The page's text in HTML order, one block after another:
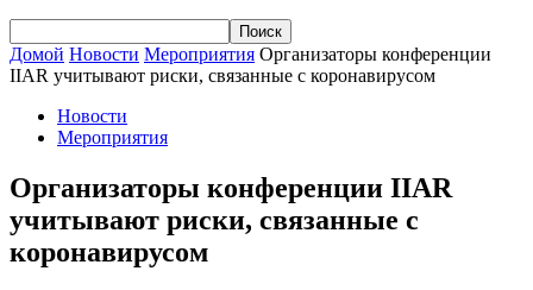
Домой Новости Мероприятия Организаторы конференции
IIAR учитывают риски, связанные с коронавирусом
Новости
Мероприятия
Организаторы конференции IIAR
учитывают риски, связанные с
коронавирусом